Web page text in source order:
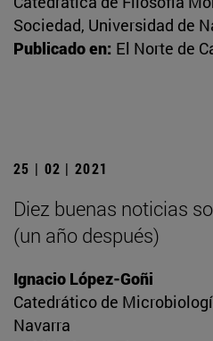
Sociedad, Universidad de
Publicado en: El Norte de
25 | 02 | 2021
Diez buenas noticias
(un año después)
Ignacio López-Goñi
Catedrático de
Navarra